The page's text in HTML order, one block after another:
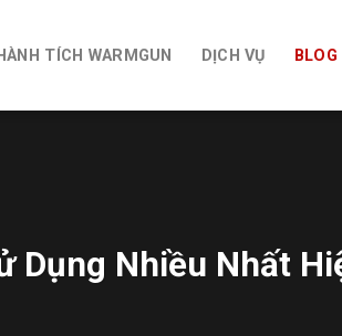
TÍCH WARMGUN DỊCH VỤ BLOG
Dụng Nhiều Nhất